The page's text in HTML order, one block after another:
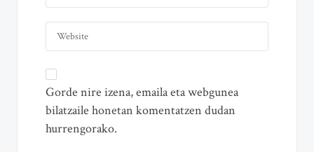
Gorde nire izena, emaila eta webgunea
bilatzaile honetan komentatzen dudan
hurrengorako.